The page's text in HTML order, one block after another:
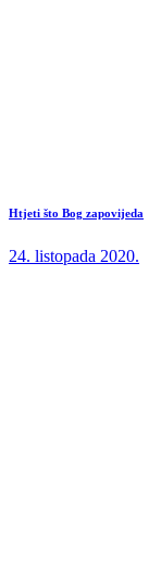
Htjeti što Bog zapovijeda
24. listopada 2020.